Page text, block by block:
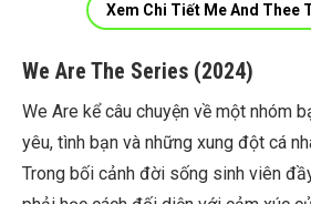
Xem Chi Tiết Me And Thee
We Are The Series (2024)
We Are kể câu chuyện về một nhóm
yêu, tình bạn và những xung đột cá
Trong bối cảnh đời sống sinh viên